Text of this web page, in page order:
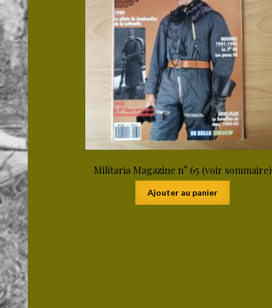
Militaria Magazine n° 65 (voir sommaire)
Ajouter au panier